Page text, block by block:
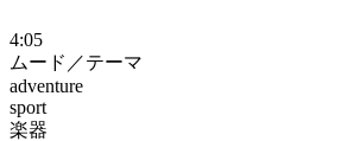
4:05
ムード／テーマ
adventure
sport
楽器